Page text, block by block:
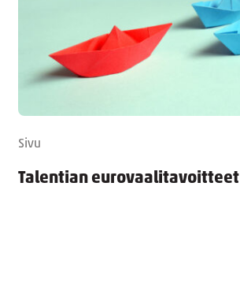
Sivu
Talentian eurovaalitavoitteet